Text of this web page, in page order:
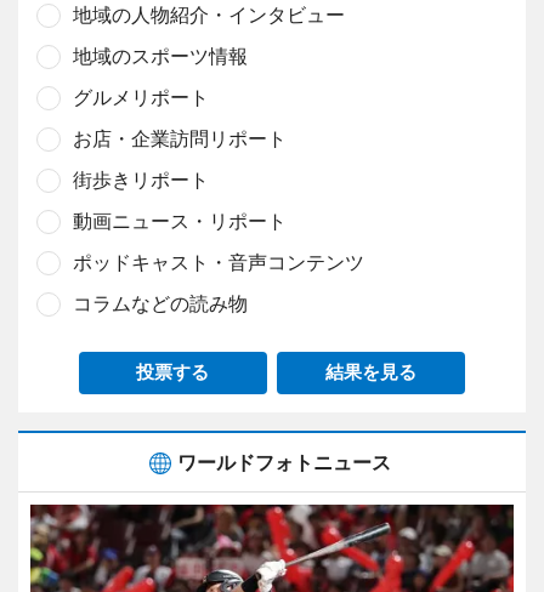
地域の人物紹介・インタビュー
地域のスポーツ情報
グルメリポート
お店・企業訪問リポート
街歩きリポート
動画ニュース・リポート
ポッドキャスト・音声コンテンツ
コラムなどの読み物
投票する 結果を見る
ワールドフォトニュース